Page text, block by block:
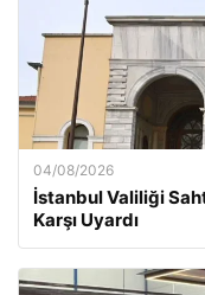
04/08/2026
İstanbul Valiliği
Karşı Uyardı